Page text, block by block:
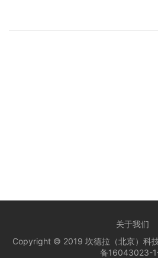
关于我们
Copyright © 2019 坎德拉（北京）科
备16043023-1